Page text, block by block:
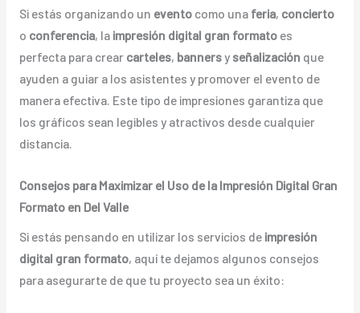
Si estás organizando un eventocomo una feria, concierto
o conferencia, la impresión digital gran formatoes
perfecta para crear carteles, bannersy señalización que
ayuden a guiar a los asistentes y promover el evento de
manera efectiva. Este tipo de impresiones garantiza que
los gráficos sean legibles y atractivos desde cualquier
distancia.
Consejos para Maximizar el Uso de la Impresión Digital Gran
Formato en Del Valle
Si estás pensando en utilizar los servicios de impresión
digital gran formato, aquí te dejamos algunos consejos
para asegurarte de que tu proyecto sea un éxito: